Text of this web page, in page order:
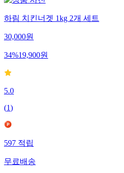
하림 치킨너겟 1kg 2개 세트
30,000원
34%19,900원
5.0
(1)
597 적립
무료배송